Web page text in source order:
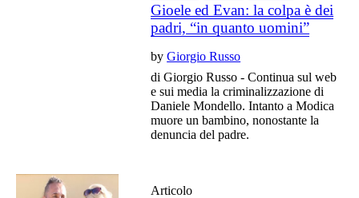
Gioele ed Evan: la colpa è dei
padri, “in quanto uomini”
byGiorgio Russo
di Giorgio Russo - Continua sul web
e sui media la criminalizzazione di
Daniele Mondello. Intanto a Modica
muore un bambino, nonostante la
denuncia del padre.
Articolo